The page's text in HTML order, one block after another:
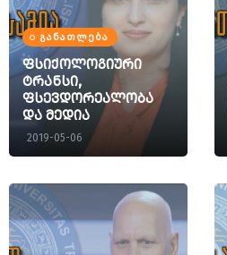
ᲒᲐᲜᲐᲗᲚᲔᲑᲐ
ფსიქოლოგიური
ტრანსი,
ფსევდორეალობა
და მედია
2019-05-06